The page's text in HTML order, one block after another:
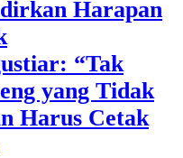
Harapan
“Tak
yang Tidak
Harus Cetak